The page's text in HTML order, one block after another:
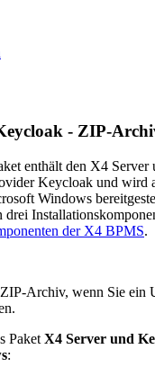
- ZIP-
enthält den X4 Server
Keycloak und wird
Windows
drei
der X4 BPMS.
Archiv, wenn Sie ein
Paket X4 Server und
: